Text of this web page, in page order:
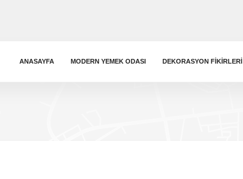
ANASAYFA MODERN YEMEK ODASI DEKORASYON FIKIRLERI